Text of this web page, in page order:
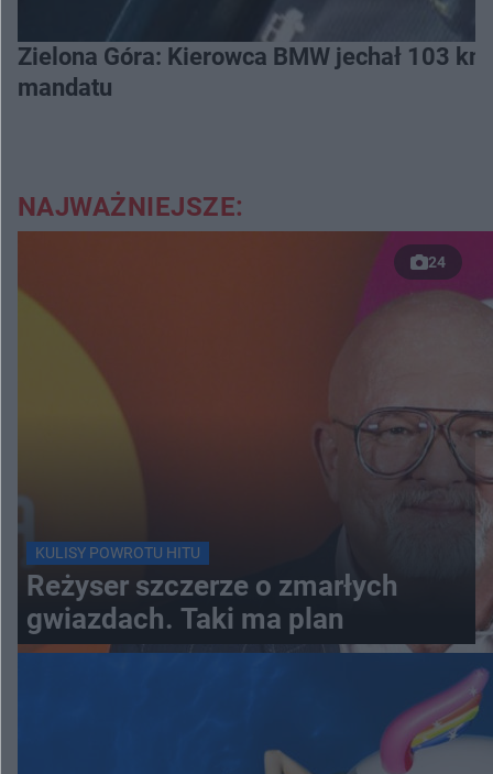
Zielona Góra: Kierowca BMW jechał 103
mandatu
NAJWAŻNIEJSZE:
24
KULISY POWROTU HITU
Reżyser szczerze o zmarłych
gwiazdach. Taki ma plan